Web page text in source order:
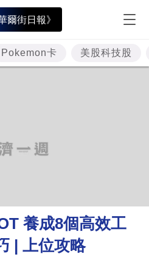
爾街日報》
Pokemon卡 美股科技股
養成8個高效工
| 上位攻略